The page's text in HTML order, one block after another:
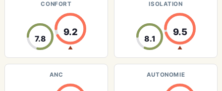
CONFORT
7.8
9.2
▲
ISOLATION
8.1
9.5
▲
ANC AUTONOMIE